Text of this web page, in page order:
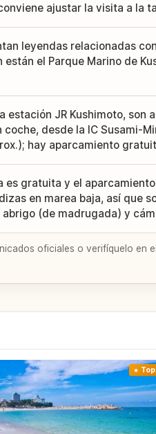
ajustar la visita a la
leyendas relacionadas
están el Parque Marino de
estación JR Kushimoto, son
coche, desde la IC Susami-
hay aparcamiento
es gratuita y el
en marea baja, así que
abrigo (de madrugada) y
oficiales o verifíquelo en